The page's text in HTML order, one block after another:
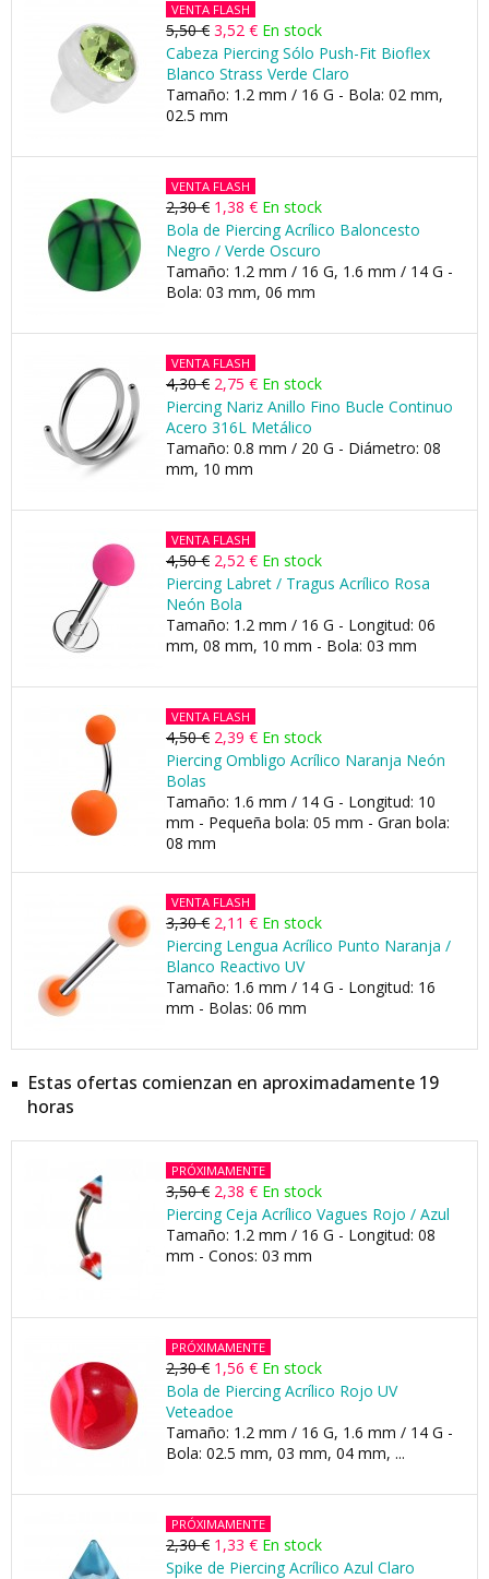
VENTA FLASH
5,50 € 3,52 € En stock
Cabeza Piercing Sólo Push-Fit Bioflex
Blanco Strass Verde Claro
Tamaño: 1.2 mm / 16 G - Bola: 02 mm,
02.5 mm
VENTA FLASH
2,30 € 1,38 € En stock
Bola de Piercing Acrílico Baloncesto
Negro / Verde Oscuro
Tamaño: 1.2 mm / 16 G, 1.6 mm / 14 G -
Bola: 03 mm, 06 mm
VENTA FLASH
4,30 € 2,75 € En stock
Piercing Nariz Anillo Fino Bucle Continuo
Acero 316L Metálico
Tamaño: 0.8 mm / 20 G - Diámetro: 08
mm, 10 mm
VENTA FLASH
4,50 € 2,52 € En stock
Piercing Labret / Tragus Acrílico Rosa
Neón Bola
Tamaño: 1.2 mm / 16 G - Longitud: 06
mm, 08 mm, 10 mm - Bola: 03 mm
VENTA FLASH
4,50 € 2,39 € En stock
Piercing Ombligo Acrílico Naranja Neón
Bolas
Tamaño: 1.6 mm / 14 G - Longitud: 10
mm - Pequeña bola: 05 mm - Gran bola:
08 mm
VENTA FLASH
3,30 € 2,11 € En stock
Piercing Lengua Acrílico Punto Naranja /
Blanco Reactivo UV
Tamaño: 1.6 mm / 14 G - Longitud: 16
mm - Bolas: 06 mm
Estas ofertas comienzan en aproximadamente 19
horas
PRÓXIMAMENTE
3,50 € 2,38 € En stock
Piercing Ceja Acrílico Vagues Rojo / Azul
Tamaño: 1.2 mm / 16 G - Longitud: 08
mm - Conos: 03 mm
PRÓXIMAMENTE
2,30 € 1,56 € En stock
Bola de Piercing Acrílico Rojo UV
Veteadoe
Tamaño: 1.2 mm / 16 G, 1.6 mm / 14 G -
Bola: 02.5 mm, 03 mm, 04 mm, ...
PRÓXIMAMENTE
2,30 € 1,33 € En stock
Spike de Piercing Acrílico Azul Claro